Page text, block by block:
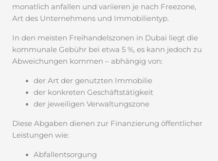
monatlich anfallen und variieren je nach Freezone,
Art des Unternehmens und Immobilientyp.
In den meisten Freihandelszonen in Dubai liegt die
kommunale Gebühr bei etwa 5 %, es kann jedoch zu
Abweichungen kommen – abhängig von:
der Art der genutzten Immobilie
der konkreten Geschäftstätigkeit
der jeweiligen Verwaltungszone
Diese Abgaben dienen zur Finanzierung öffentlicher
Leistungen wie:
Abfallentsorgung